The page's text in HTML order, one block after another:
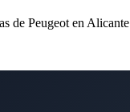
de Peugeot en Alicante